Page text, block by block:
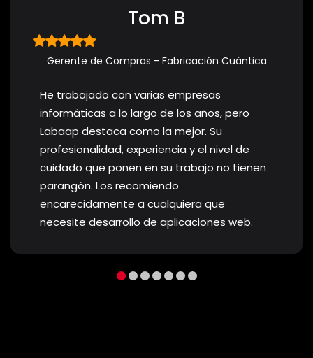
He trabajado con varias empresas
informáticas a lo largo de los años, pero
Labaap destaca como la mejor. Su
profesionalidad, experiencia y el nivel de
cuidado que ponen en su trabajo no tienen
parangón. Los recomiendo
encarecidamente a cualquiera que
necesite desarrollo de aplicaciones web.
Tom B
Gerente de Compras - Fabricación Cuántica